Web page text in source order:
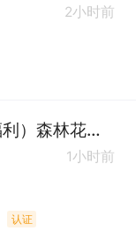
2小时前
房产经纪人（底薪+提成+节日福利）森林花园店
1小时前
认证